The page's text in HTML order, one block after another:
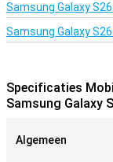
Samsung Galaxy
Samsung Galaxy S26
Specificaties
Samsung Galaxy
Algemeen